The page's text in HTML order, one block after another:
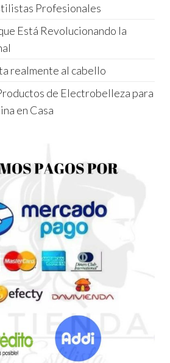
Profesionales
Está Revolucionando la
realmente al cabello
de Electrobelleza para
en Casa